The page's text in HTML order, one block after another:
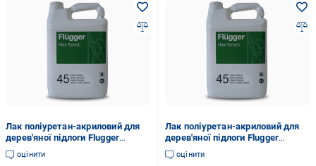
Лак поліуретан-акриловий для
дерев'яної підлоги Flugger
Natural Wood Floor Varnish 45 5 л
оцінити
Лак поліуретан-акриловий для
дерев'яної підлоги Flugger
Natural Wood Floor Varnish 45 5 л
(2303263215)
оцінити